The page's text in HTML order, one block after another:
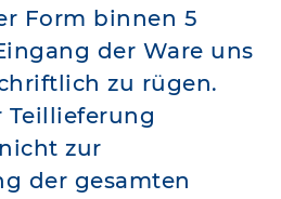
Form binnen 5
der Ware uns
zu rügen.
Teillieferung
zur
der gesamten